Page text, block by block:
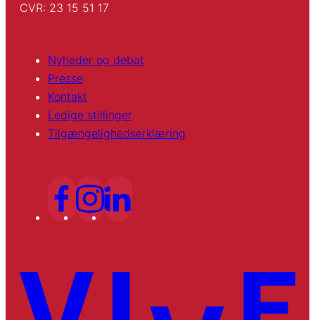
CVR: 23 15 51 17
Nyheder og debat
Presse
Kontakt
Ledige stillinger
Tilgængelighedserklæring